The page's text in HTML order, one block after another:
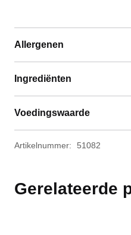
Allergenen
Ingrediënten
Voedingswaarde
Artikelnummer: 51082
Gerelateerde